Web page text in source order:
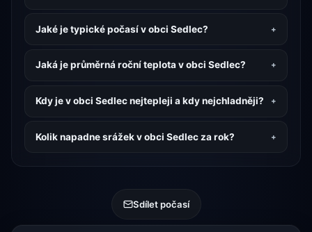
Jaké je typické počasí v obci Sedlec?
Jaká je průměrná roční teplota v obci Sedlec?
Kdy je v obci Sedlec nejtepleji a kdy nejchladněji?
Kolik napadne srážek v obci Sedlec za rok?
Sdílet počasí